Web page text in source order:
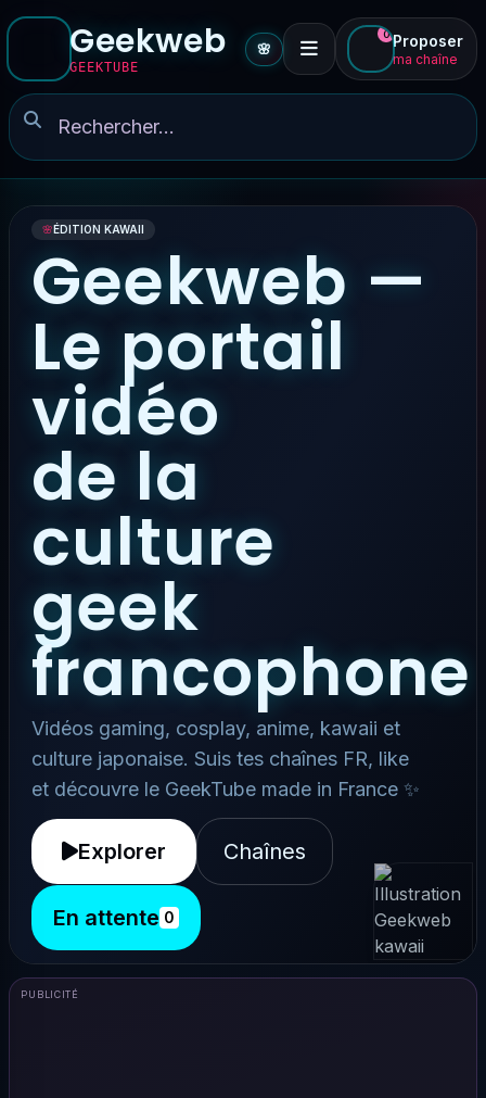
Geekweb
GEEKTUBE
🌸
0 Proposer
ma chaîne
🌸ÉDITION KAWAII
Geekweb —
Le portail
vidéo
de la
culture
geek
francophone
Vidéos gaming, cosplay, anime, kawaii et
culture japonaise. Suis tes chaînes FR, like
et découvre le GeekTube made in France ✨
Explorer Chaînes
En attente 0
PUBLICITÉ